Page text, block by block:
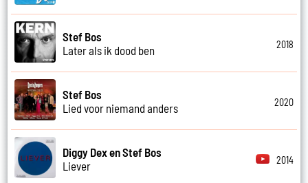
Stef Bos
Later als ik dood ben
2018
Stef Bos
Lied voor niemand anders
2020
Diggy Dex en Stef Bos
Liever
2014